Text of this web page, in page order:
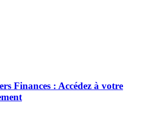
Finances : Accédez à votre